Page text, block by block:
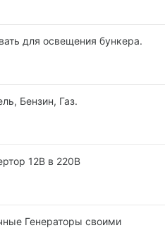
для освещения бункера.
Бензин, Газ.
12В в 220В
Генераторы своими